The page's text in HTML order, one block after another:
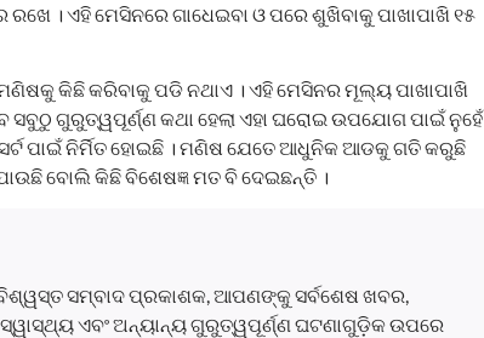
। ଏହି ମେସିନରେ ଗାଧେଇବା ଓ ପରେ ଶୁଖିବାକୁ ପାଖାପାଖି ୧୫
କିଛି କରିବାକୁ ପଡି ନଥାଏ । ଏହି ମେସିନର ମୂଲ୍ୟ ପାଖାପାଖି
ସବୁଠୁ ଗୁରୁତ୍ୱପୂର୍ଣ୍ଣ କଥା ହେଲା ଏହା ଘରୋଇ ଉପଯୋଗ ପାଇଁ ନୁହେଁ
ପାଇଁ ନିର୍ମିତ ହୋଇଛି । ମଣିଷ ଯେତେ ଆଧୁନିକ ଆଡକୁ ଗତି କରୁଛି
ବୋଲି କିଛି ବିଶେଷଜ୍ଞ ମତ ବି ଦେଇଛନ୍ତି ।
ସମ୍ବାଦ ପ୍ରକାଶକ, ଆପଣଙ୍କୁ ସର୍ବଶେଷ ଖବର,
ସ୍ୱାସ୍ଥ୍ୟ ଏବଂ ଅନ୍ୟାନ୍ୟ ଗୁରୁତ୍ୱପୂର୍ଣ୍ଣ ଘଟଣାଗୁଡ଼ିକ ଉପରେ